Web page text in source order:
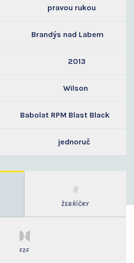
pravou rukou
Brandýs nad Labem
2013
Wilson
Babolat RPM Blast Black
jednoruč
ŽEBŘÍČKY
F2F